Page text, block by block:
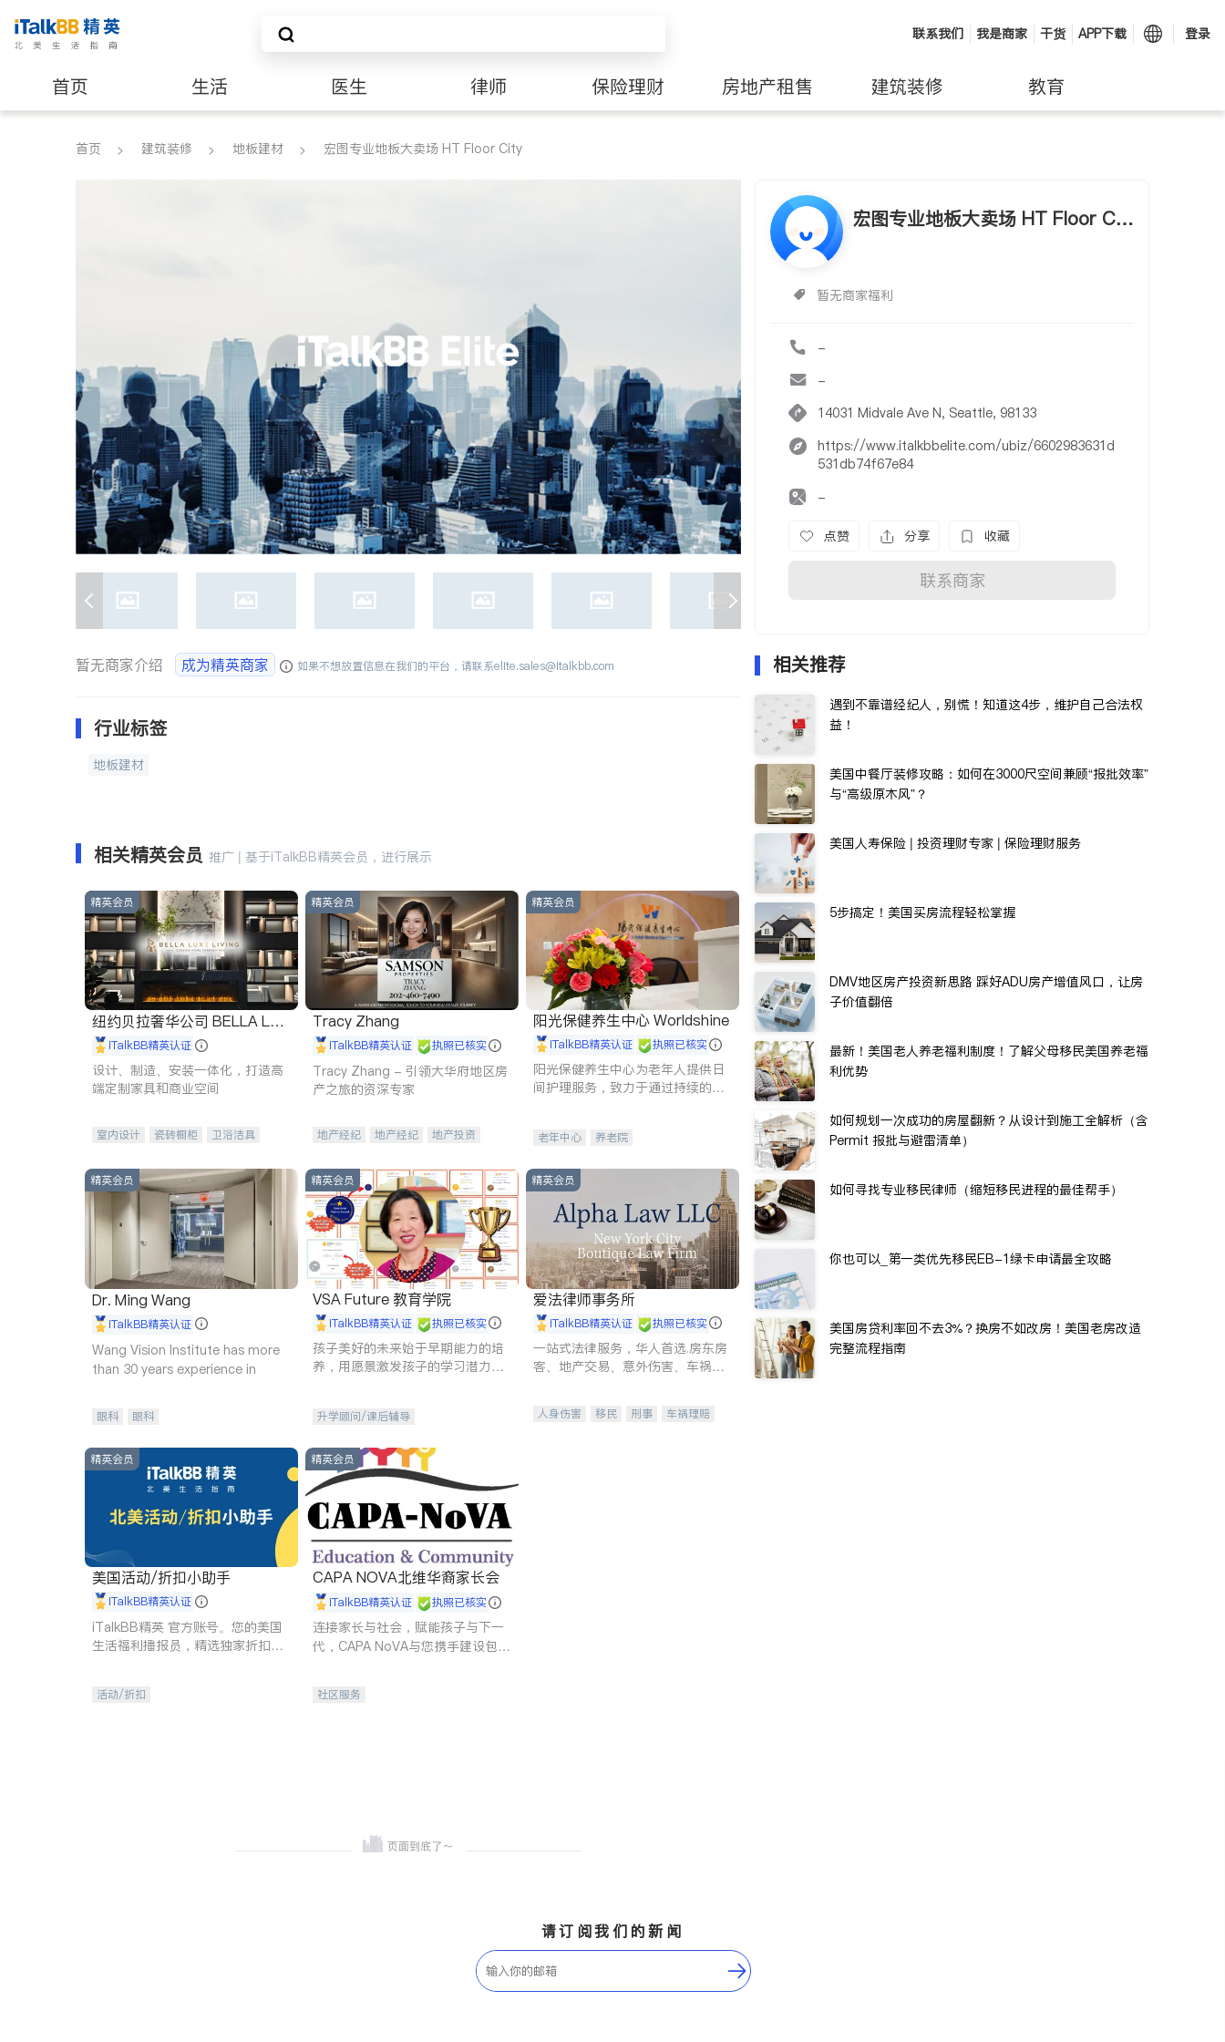
联系我们 我是商家 干货 APP下载 登录
首页 生活 医生 律师 保险理财 房地产租售 建筑装修 教育
养老 非盈利组织
首页 建筑装修 地板建材 宏图专业地板大卖场 HT Floor City
宏图专业地板大卖场 HT Floor Cit
暂无商家福利
-
-
14031 Midvale Ave N, Seattle, 98133
https://www.italkbbelite.com/ubiz/6602983631d
531db74f67e84
-
点赞 分享 收藏
联系商家
暂无商家介绍 成为精英商家 如果不想放置信息在我们的平台，请联系elite.sales@italkbb.com
行业标签
地板建材
相关精英会员 推广 | 基于iTalkBB精英会员，进行展示
精英会员
纽约贝拉奢华公司 BELLA LUX
E iTalkBB精英认证
设计、制造、安装一体化，打造高
端定制家具和商业空间
室内设计 瓷砖橱柜
卫浴洁具
室内装修
精英会员
Tracy Zhang
iTalkBB精英认证 执照已核实
Tracy Zhang - 引领大华府地区房
产之旅的资深专家
地产经纪 地产经纪
地产投资
精英会员
阳光保健养生中心 Worldshine
iTalkBB精英认证 执照已核实
阳光保健养生中心为老年人提供日
间护理服务，致力于通过持续的护
老年中心 养老院
精英会员
Dr. Ming Wang
iTalkBB精英认证
Wang Vision Institute has more
than 30 years experience in
眼科 眼科
精英会员
VSA Future 教育学院
iTalkBB精英认证 执照已核实
孩子美好的未来始于早期能力的培
养，用愿景激发孩子的学习潜力和
升学顾问/课后辅导
精英会员
爱法律师事务所
iTalkBB精英认证 执照已核实
一站式法律服务，华人首选.房东房
客、地产交易、意外伤害、车祸重
人身伤害 移民 刑事
车祸理赔
精英会员
美国活动/折扣小助手
iTalkBB精英认证
iTalkBB精英 官方账号。您的美国
生活福利播报员，精选独家折扣、
活动/折扣
精英会员
CAPA NOVA北维华裔家长会
iTalkBB精英认证 执照已核实
连接家长与社会，赋能孩子与下一
代，CAPA NoVA与您携手建设包
社区服务
相关推荐
遇到不靠谱经纪人，别慌！知道这4步，维护自己合法权
益！
美国中餐厅装修攻略：如何在3000尺空间兼顾“报批效率”
与“高级原木风”？
美国人寿保险 | 投资理财专家 | 保险理财服务
5步搞定！美国买房流程轻松掌握
DMV地区房产投资新思路 踩好ADU房产增值风口，让房
子价值翻倍
最新！美国老人养老福利制度！了解父母移民美国养老福
利优势
如何规划一次成功的房屋翻新？从设计到施工全解析（含
Permit 报批与避雷清单）
如何寻找专业移民律师（缩短移民进程的最佳帮手）
你也可以_第一类优先移民EB-1绿卡申请最全攻略
美国房贷利率回不去3%？换房不如改房！美国老房改造
完整流程指南
请订阅我们的新闻